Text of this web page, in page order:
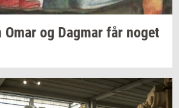
Omar og Dag­mar får noget